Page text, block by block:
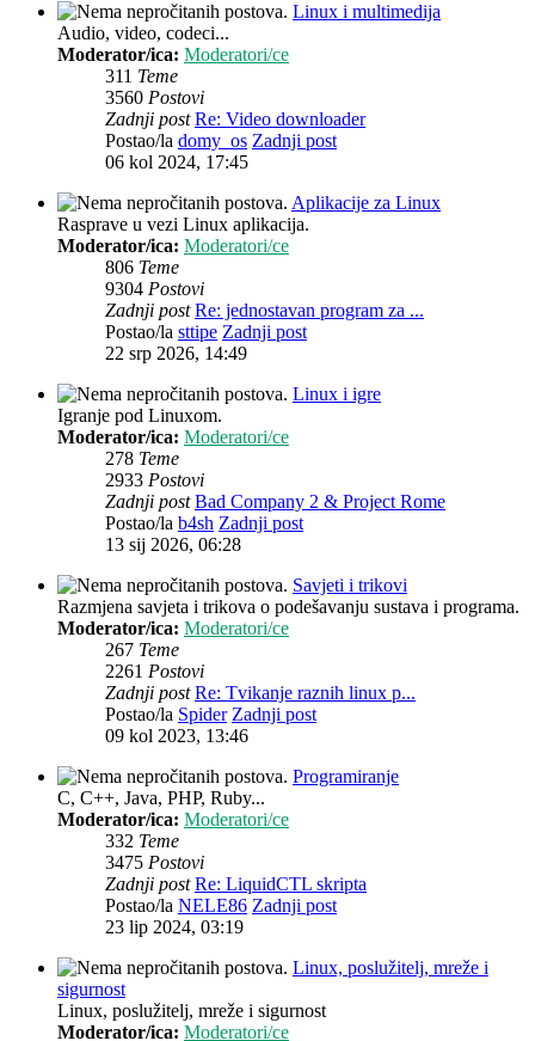
Linux i multimedija
Audio, video, codeci...
Moderator/ica: Moderatori/ce
311 Teme
3560 Postovi
Zadnji post Re: Video downloader
Postao/la domy_os Zadnji post
06 kol 2024, 17:45
Aplikacije za Linux
Rasprave u vezi Linux aplikacija.
Moderator/ica: Moderatori/ce
806 Teme
9304 Postovi
Zadnji post Re: jednostavan program za ...
Postao/la sttipe Zadnji post
22 srp 2026, 14:49
Linux i igre
Igranje pod Linuxom.
Moderator/ica: Moderatori/ce
278 Teme
2933 Postovi
Zadnji post Bad Company 2 & Project Rome
Postao/la b4sh Zadnji post
13 sij 2026, 06:28
Savjeti i trikovi
Razmjena savjeta i trikova o podešavanju sustava i programa.
Moderator/ica: Moderatori/ce
267 Teme
2261 Postovi
Zadnji post Re: Tvikanje raznih linux p...
Postao/la Spider Zadnji post
09 kol 2023, 13:46
Programiranje
C, C++, Java, PHP, Ruby...
Moderator/ica: Moderatori/ce
332 Teme
3475 Postovi
Zadnji post Re: LiquidCTL skripta
Postao/la NELE86 Zadnji post
23 lip 2024, 03:19
Linux, poslužitelj, mreže i
sigurnost
Linux, poslužitelj, mreže i sigurnost
Moderator/ica: Moderatori/ce